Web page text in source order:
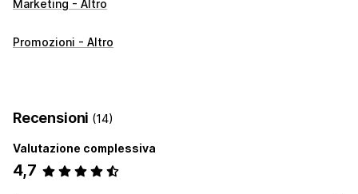
Marketing - Altro
Promozioni - Altro
Recensioni (14)
Valutazione complessiva
4,7